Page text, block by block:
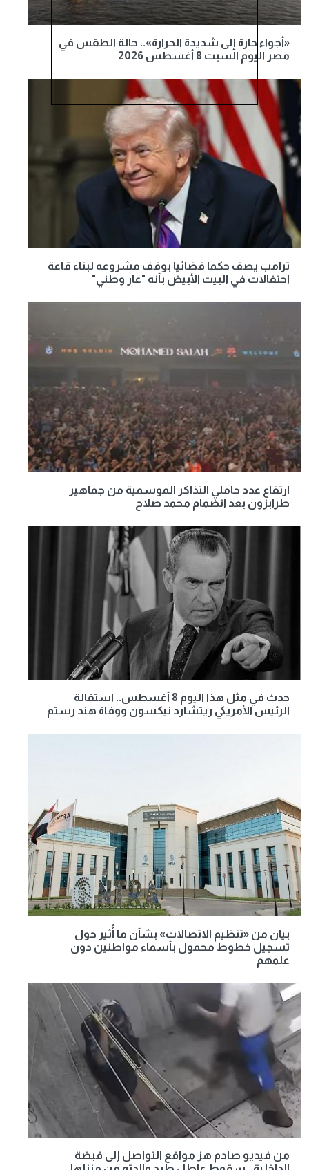
«أجواء حارة إلى شديدة الحرارة».. حالة الطقس في
مصر اليوم السبت 8 أغسطس 2026
ترامب يصف حكما قضائيا بوقف مشروعه لبناء قاعة
احتفالات في البيت الأبيض بأنه "عار وطني"
ارتفاع عدد حاملي التذاكر الموسمية من جماهير
طرابزون بعد انضمام محمد صلاح
حدث في مثل هذا اليوم 8 أغسطس.. استقالة
الرئيس الأمريكي ريتشارد نيكسون ووفاة هند رستم
بيان من «تنظيم الاتصالات» بشأن ما أُثير حول
تسجيل خطوط محمول بأسماء مواطنين دون
علمهم
من فيديو صادم هز مواقع التواصل إلى قبضة